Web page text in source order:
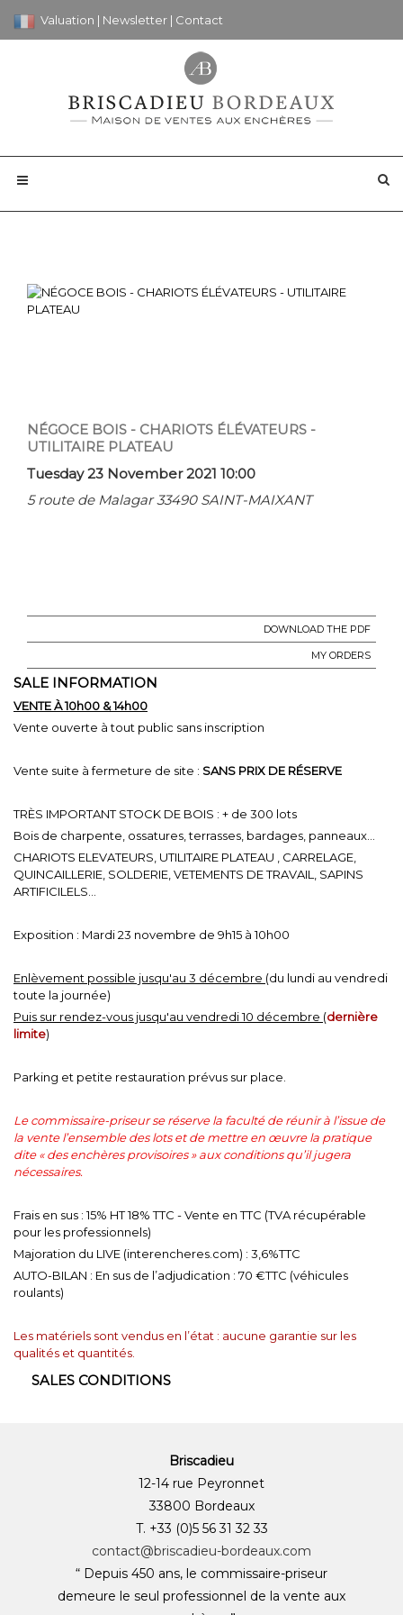
Valuation | Newsletter | Contact
NÉGOCE BOIS - CHARIOTS ÉLÉVATEURS -
UTILITAIRE PLATEAU
Tuesday 23 November 2021 10:00
5 route de Malagar 33490 SAINT-MAIXANT
DOWNLOAD THE PDF
MY ORDERS
SALE INFORMATION
VENTE À 10h00 & 14h00
Vente ouverte à tout public sans inscription
Vente suite à fermeture de site : SANS PRIX DE RÉSERVE
TRÈS IMPORTANT STOCK DE BOIS : + de 300 lots
Bois de charpente, ossatures, terrasses, bardages, panneaux...
CHARIOTS ELEVATEURS, UTILITAIRE PLATEAU , CARRELAGE,
QUINCAILLERIE, SOLDERIE, VETEMENTS DE TRAVAIL, SAPINS
ARTIFICILELS...
Exposition : Mardi 23 novembre de 9h15 à 10h00
Enlèvement possible jusqu'au 3 décembre (du lundi au vendredi
toute la journée)
Puis sur rendez-vous jusqu'au vendredi 10 décembre (dernière
limite)
Parking et petite restauration prévus sur place.
Le commissaire-priseur se réserve la faculté de réunir à l’issue de
la vente l’ensemble des lots et de mettre en œuvre la pratique
dite « des enchères provisoires » aux conditions qu’il jugera
nécessaires.
Frais en sus : 15% HT 18% TTC - Vente en TTC (TVA récupérable
pour les professionnels)
Majoration du LIVE (interencheres.com) : 3,6%TTC
AUTO-BILAN : En sus de l’adjudication : 70 €TTC (véhicules
roulants)
Les matériels sont vendus en l’état : aucune garantie sur les
qualités et quantités.
SALES CONDITIONS
Briscadieu
12-14 rue Peyronnet
33800 Bordeaux
T. +33 (0)5 56 31 32 33
contact@briscadieu-bordeaux.com
“ Depuis 450 ans, le commissaire-priseur
demeure le seul professionnel de la vente aux